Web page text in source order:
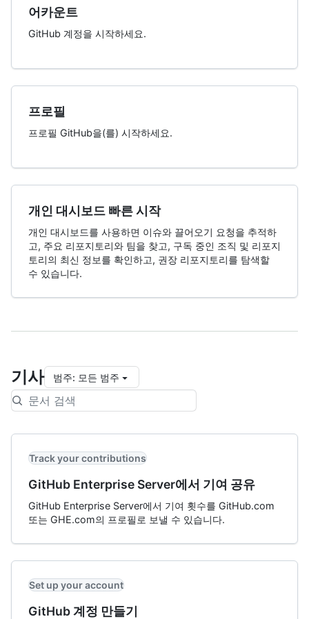
어카운트
GitHub 계정을 시작하세요.
프로필
프로필 GitHub을(를) 시작하세요.
개인 대시보드 빠른 시작
개인 대시보드를 사용하면 이슈와 끌어오기 요청을 추적하
고, 주요 리포지토리와 팀을 찾고, 구독 중인 조직 및 리포지
토리의 최신 정보를 확인하고, 권장 리포지토리를 탐색할
수 있습니다.
기사 범주: 모든 범주
Track your contributions
GitHub Enterprise Server에서 기여 공유
GitHub Enterprise Server에서 기여 횟수를 GitHub.com
또는 GHE.com의 프로필로 보낼 수 있습니다.
Set up your account
GitHub 계정 만들기